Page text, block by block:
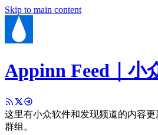
Skip to main content
Appinn Feed｜小
这里有小众软件和发现频道的内容
群组。